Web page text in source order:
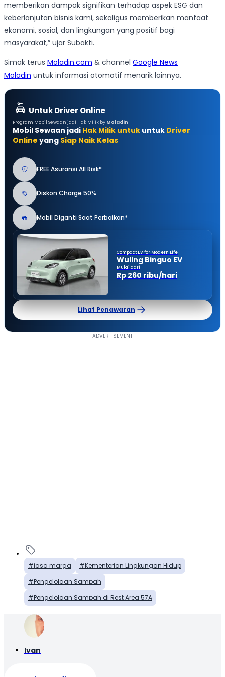
memberikan dampak signifikan terhadap aspek ESG dan
keberlanjutan bisnis kami, sekaligus memberikan manfaat
ekonomi, sosial, dan lingkungan yang positif bagi
masyarakat,” ujar Subakti.
Simak terus Moladin.com & channel Google News
Moladin untuk informasi otomotif menarik lainnya.
Untuk Driver Online
Program Mobil Sewaan jadi Hak Milik by Moladin
Mobil Sewaan jadi Hak Milik untuk untuk Driver
Online yang Siap Naik Kelas
FREE Asuransi All Risk*
Diskon Charge 50%
Mobil Diganti Saat Perbaikan*
Compact EV for Modern Life
Wuling Binguo EV
Mulai dari
Rp 260 ribu/hari
Lihat Penawaran
jasa marga
Kementerian Lingkungan Hidup
Pengelolaan Sampah
Pengelolaan Sampah di Rest Area 57A
Ivan